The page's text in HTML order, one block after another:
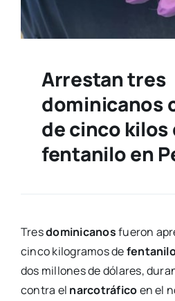
Arrestan tres
dominicanos
de cinco kilos
fentanilo en
Tresdominicanosfueron
cinco kilogramos de
dos millones de dólares,
contra el narcotráficoen el